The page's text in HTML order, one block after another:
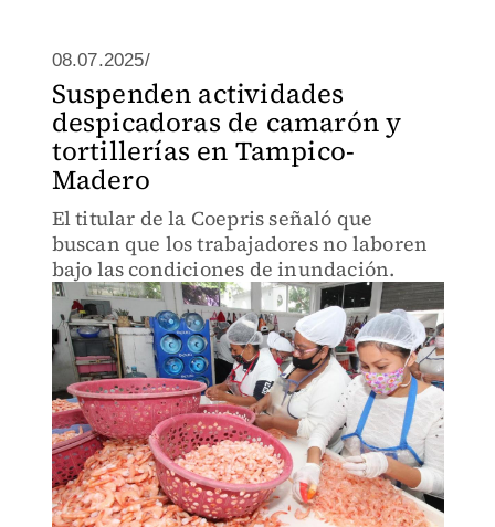
08.07.2025/
Suspenden actividades
despicadoras de camarón y
tortillerías en Tampico-
Madero
El titular de la Coepris señaló que
buscan que los trabajadores no laboren
bajo las condiciones de inundación.